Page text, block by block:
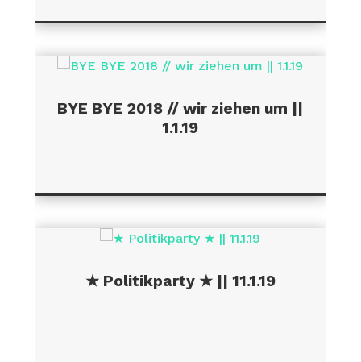
BYE BYE 2018 // wir ziehen um ||
1.1.19
★ Politikparty ★ || 11.1.19